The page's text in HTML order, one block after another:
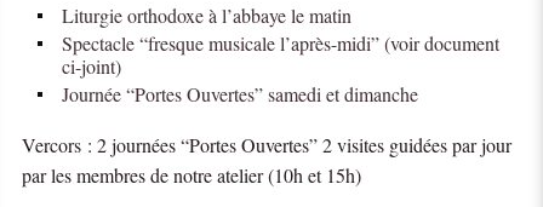
Liturgie orthodoxe à l’abbaye le matin
Spectacle “fresque musicale l’après-midi” (voir document
ci-joint)
Journée “Portes Ouvertes” samedi et dimanche
Vercors : 2 journées “Portes Ouvertes” 2 visites guidées par jour
par les membres de notre atelier (10h et 15h)